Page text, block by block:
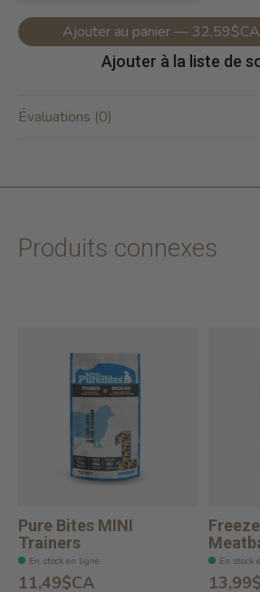
Ajouter au panier — 32,59$CA
Ajouter à la liste de
Évaluations (0)
Produits connexes
Pure Bites MINI
Trainers
En stock en ligne
11,49$CA
En stock